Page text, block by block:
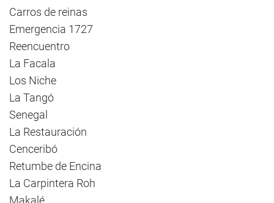
Carros de reinas
Emergencia 1727
Reencuentro
La Facala
Los Niche
La Tangó
Senegal
La Restauración
Cenceribó
Retumbe de Encina
La Carpintera Roh
Makalé